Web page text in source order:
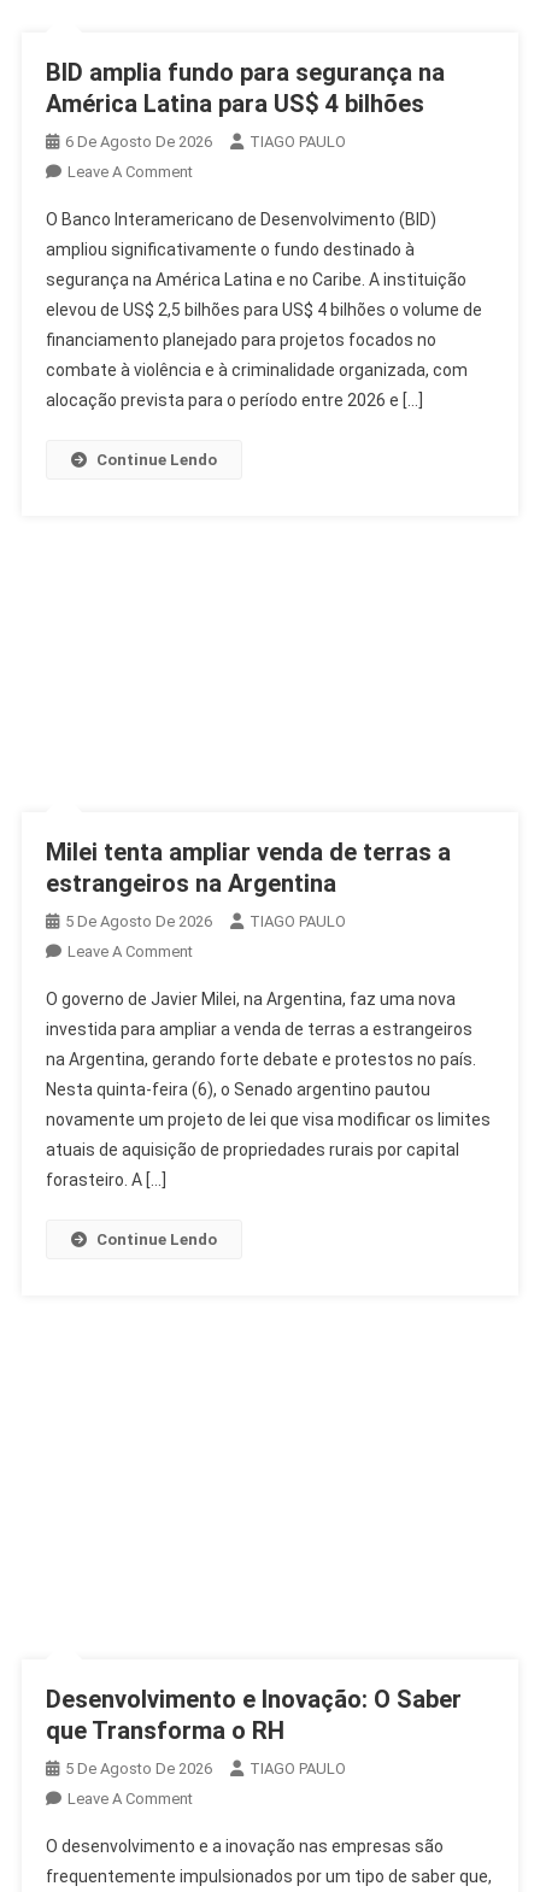
BID amplia fundo para segurança na
América Latina para US$ 4 bilhões
6 De Agosto De 2026
TIAGO PAULO
Leave A CommentOn
Amplia
Fundo
Para
Segurança
Na
América
O Banco Interamericano de Desenvolvimento (BID)
ampliou significativamente o fundo destinado à
segurança na América Latina e no Caribe. A instituição
elevou de US$ 2,5 bilhões para US$ 4 bilhões o volume de
financiamento planejado para projetos focados no
combate à violência e à criminalidade organizada, com
alocação prevista para o período entre 2026 e […]
Continue Lendo
Milei tenta ampliar venda de terras a
estrangeiros na Argentina
5 De Agosto De 2026
TIAGO PAULO
Leave A CommentOn
Tenta
Ampliar
Venda
De
Terras
A
O governo de Javier Milei, na Argentina, faz uma nova
investida para ampliar a venda de terras a estrangeiros
na Argentina, gerando forte debate e protestos no país.
Nesta quinta-feira (6), o Senado argentino pautou
novamente um projeto de lei que visa modificar os limites
atuais de aquisição de propriedades rurais por capital
forasteiro. A […]
Continue Lendo
Desenvolvimento e Inovação: O Saber
que Transforma o RH
5 De Agosto De 2026
TIAGO PAULO
Leave A CommentOn
E
Inovação:
O desenvolvimento e a inovação nas empresas são
frequentemente impulsionados por um tipo de saber que,